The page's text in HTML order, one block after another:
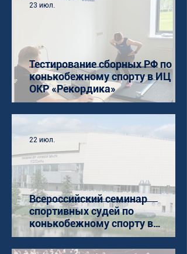
Тестирование сборных РФ по
конькобежному спорту в ИЦ
ОКР «Рекордика»
23 июл.
Всероссийский семинар
спортивных судей по
конькобежному спорту в
Коломне
22 июл.